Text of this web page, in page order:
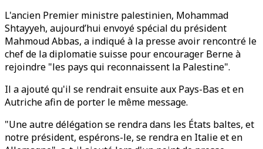
L'ancien Premier ministre palestinien, Mohammad
Shtayyeh, aujourd’hui envoyé spécial du président
Mahmoud Abbas, a indiqué à la presse avoir rencontré le
chef de la diplomatie suisse pour encourager Berne à
rejoindre "les pays qui reconnaissent la Palestine".
Il a ajouté qu'il se rendrait ensuite aux Pays-Bas et en
Autriche afin de porter le même message.
"Une autre délégation se rendra dans les États baltes, et
notre président, espérons-le, se rendra en Italie et en